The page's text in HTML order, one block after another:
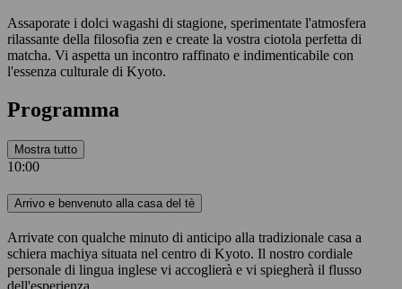
Assaporate i dolci wagashi di stagione, sperimentate l'atmosfera
rilassante della filosofia zen e create la vostra ciotola perfetta di
matcha. Vi aspetta un incontro raffinato e indimenticabile con
l'essenza culturale di Kyoto.
Programma
Mostra tutto
10:00
Arrivo e benvenuto alla casa del tè
Arrivate con qualche minuto di anticipo alla tradizionale casa a
schiera machiya situata nel centro di Kyoto. Il nostro cordiale
personale di lingua inglese vi accoglierà e vi spiegherà il flusso
dell'esperienza.